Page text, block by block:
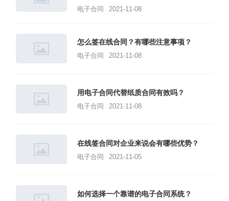
电子合同 2021-11-08
怎么签在线合同？有哪些注意事项？
电子合同 2021-11-08
用电子合同代替纸质合同有效吗？
电子合同 2021-11-08
在线签合同对企业来说会有哪些优势？
电子合同 2021-11-05
如何选择一个靠谱的电子合同系统？